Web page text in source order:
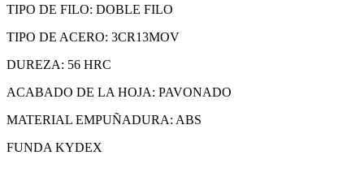
TIPO DE FILO: DOBLE FILO
TIPO DE ACERO: 3CR13MOV
DUREZA: 56 HRC
ACABADO DE LA HOJA: PAVONADO
MATERIAL EMPUÑADURA: ABS
FUNDA KYDEX